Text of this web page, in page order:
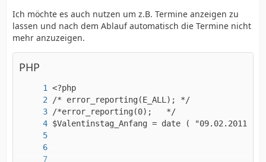
Ich möchte es auch nutzen um z.B. Termine anzeigen zu
lassen und nach dem Ablauf automatisch die Termine nicht
mehr anzuzeigen.
PHP